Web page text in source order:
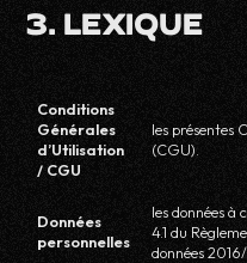
3. LEXIQUE
Conditions
Générales
d’Utilisation
/ CGU
les présentes
(CGU).
Données
personnelles
les données à
4.1 du
données